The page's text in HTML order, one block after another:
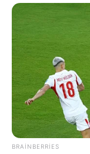
BRAINBERRIES